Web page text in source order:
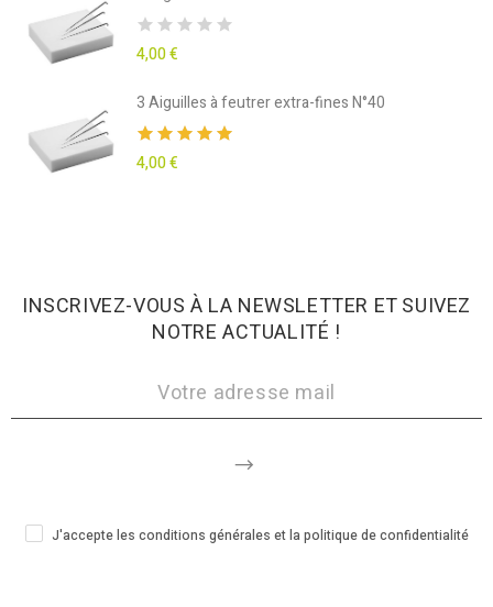
4,00 €
3 Aiguilles à feutrer extra-fines N°40
4,00 €
INSCRIVEZ-VOUS À LA NEWSLETTER ET SUIVEZ
NOTRE ACTUALITÉ !
J'accepte les conditions générales et la politique de confidentialité